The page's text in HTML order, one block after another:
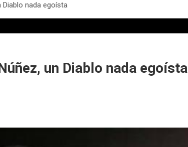
Diablo nada egoísta
un Diablo nada egoísta